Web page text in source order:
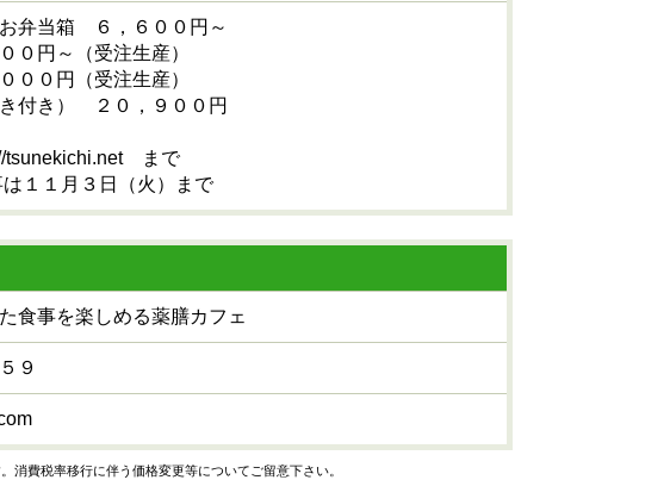
弁当箱 ６，６００円～
円～（受注生産）
００円（受注生産）
付き） ２０，９００円
tsunekichi.net まで
１１月３日（火）まで
食事を楽しめる薬膳カフェ
９
消費税率移行に伴う価格変更等についてご留意下さい。